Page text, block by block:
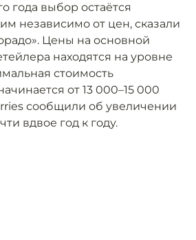
года выбор остаётся
независимо от цен, сказали
Цены на основной
находятся на уровне
стоимость
от 13 000–15 000
сообщили об увеличении
вдвое год к году.